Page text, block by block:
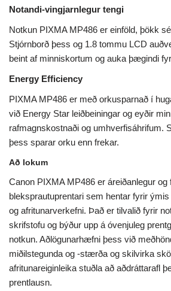
Notandi-vingjarnlegur tengi
Notkun PIXMA MP486 er einföld, þökk
Stjórnborð þess og 1.8 tommu LCD
beint af minniskortum og auka þægindi
Energy Efficiency
PIXMA MP486 er með orkusparnað í
við Energy Star leiðbeiningar og eyðir
rafmagnskostnaði og umhverfisáhrifum.
þess sparar orku enn frekar.
Að lokum
Canon PIXMA MP486 er áreiðanlegur
bleksprautuprentari sem hentar fyrir
og afritunarverkefni. Það er tilvalið fyrir
skrifstofu og býður upp á óvenjuleg
notkun. Aðlögunarhæfni þess við
miðilstegunda og -stærða og skilvirka
afritunareiginleika stuðla að aðdráttarafl
prentlausn.